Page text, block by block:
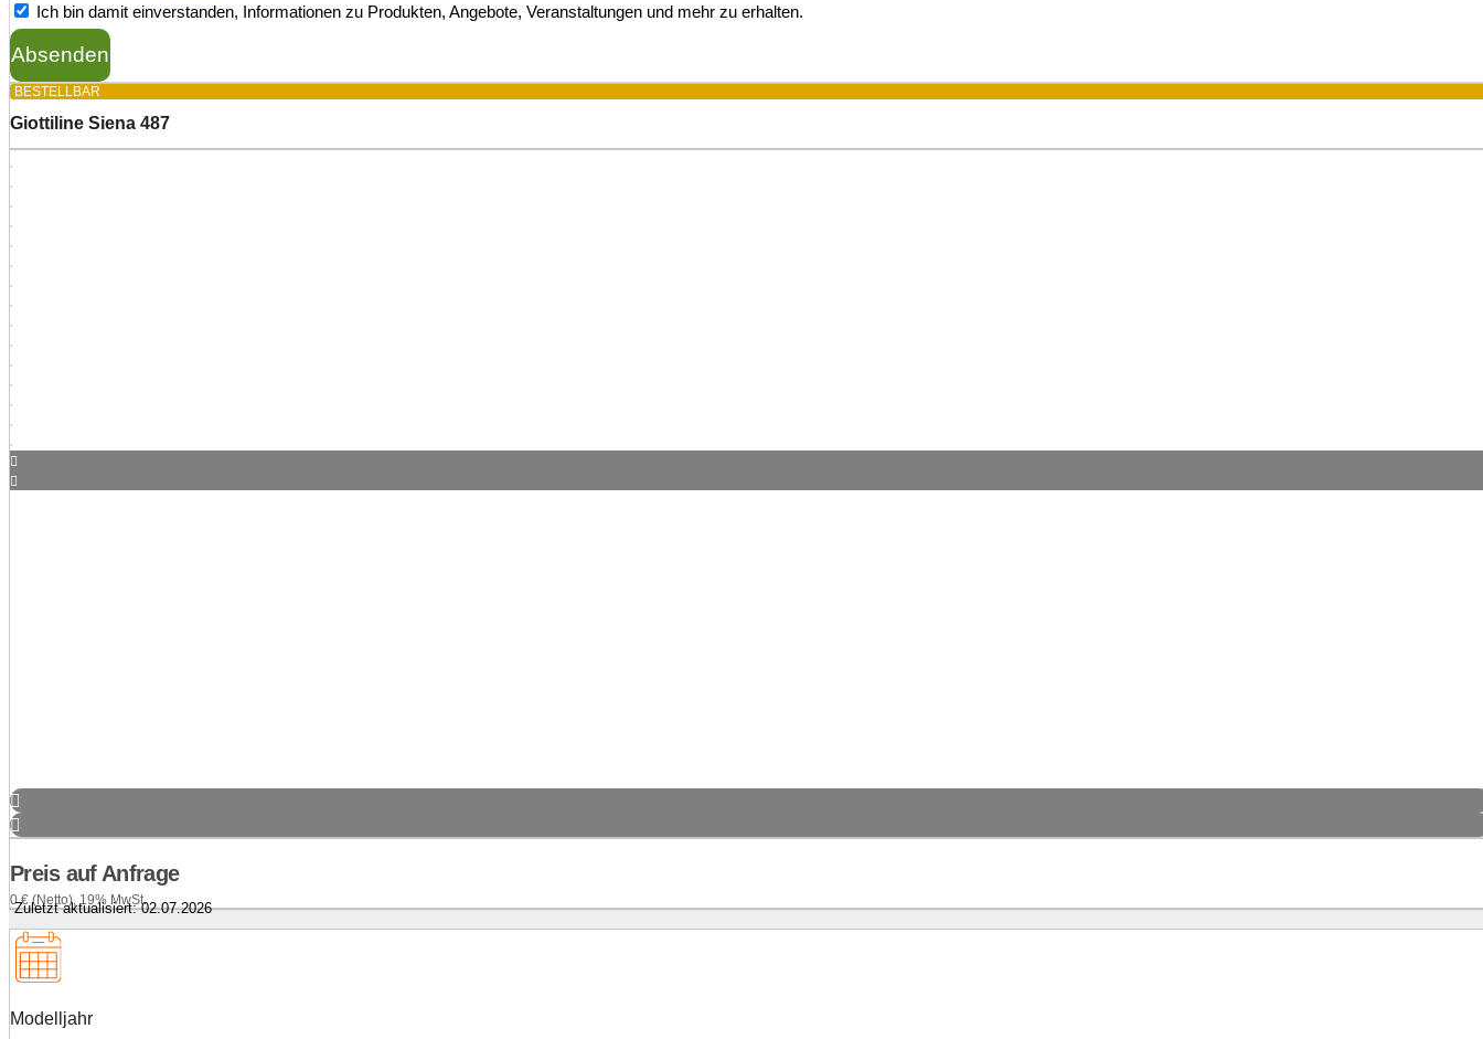
Ich bin damit einverstanden, Informationen zu Produkten, Angebote, Veranstaltungen und mehr zu erhalten.
Absenden
BESTELLBAR
Giottiline Siena 487
Preis auf Anfrage
0 € (Netto), 19% MwSt.
Zuletzt aktualisiert: 02.07.2026
Modelljahr